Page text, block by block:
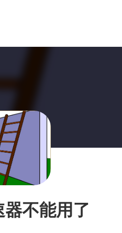
不能用了